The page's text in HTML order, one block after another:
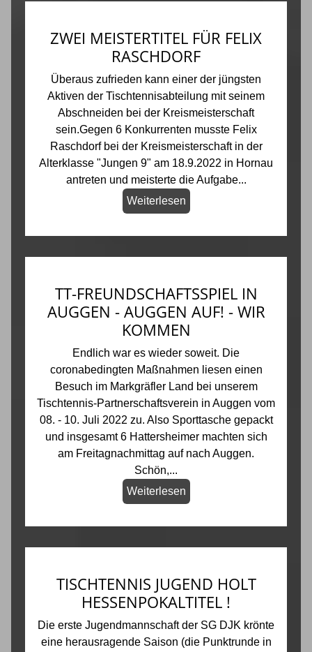
ZWEI MEISTERTITEL FÜR FELIX
RASCHDORF
Überaus zufrieden kann einer der jüngsten
Aktiven der Tischtennisabteilung mit seinem
Abschneiden bei der Kreismeisterschaft
sein.Gegen 6 Konkurrenten musste Felix
Raschdorf bei der Kreismeisterschaft in der
Alterklasse "Jungen 9" am 18.9.2022 in Hornau
antreten und meisterte die Aufgabe...
Weiterlesen
TT-FREUNDSCHAFTSSPIEL IN
AUGGEN - AUGGEN AUF! - WIR
KOMMEN
Endlich war es wieder soweit. Die
coronabedingten Maßnahmen liesen einen
Besuch im Markgräfler Land bei unserem
Tischtennis-Partnerschaftsverein in Auggen vom
08. - 10. Juli 2022 zu. Also Sporttasche gepackt
und insgesamt 6 Hattersheimer machten sich
am Freitagnachmittag auf nach Auggen.
Schön,...
Weiterlesen
TISCHTENNIS JUGEND HOLT
HESSENPOKALTITEL !
Die erste Jugendmannschaft der SG DJK krönte
eine herausragende Saison (die Punktrunde in